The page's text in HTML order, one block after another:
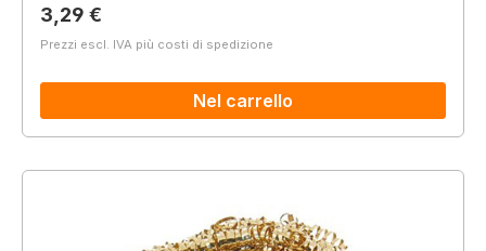
Prezzo normale:
3,29 €
Prezzi escl. IVA più costi di spedizione
Nel carrello